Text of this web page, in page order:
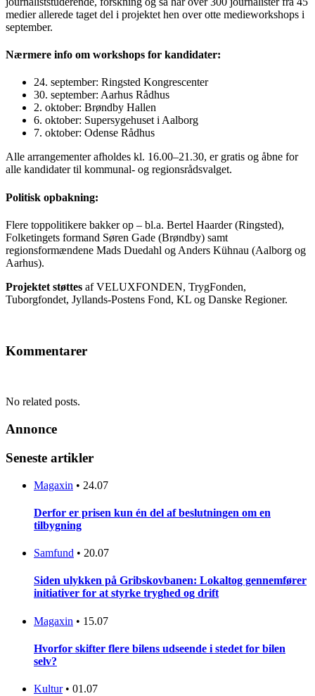
medier allerede taget del i projektet hen over otte medieworkshops i
september.
Nærmere info om workshops for kandidater:
24. september: Ringsted Kongrescenter
30. september: Aarhus Rådhus
2. oktober: Brøndby Hallen
6. oktober: Supersygehuset i Aalborg
7. oktober: Odense Rådhus
Alle arrangementer afholdes kl. 16.00–21.30, er gratis og åbne for
alle kandidater til kommunal- og regionsrådsvalget.
Politisk opbakning:
Flere toppolitikere bakker op – bl.a. Bertel Haarder (Ringsted),
Folketingets formand Søren Gade (Brøndby) samt
regionsformændene Mads Duedahl og Anders Kühnau (Aalborg og
Aarhus).
Projektet støttes af VELUXFONDEN, TrygFonden,
Tuborgfondet, Jyllands-Postens Fond, KL og Danske Regioner.
Kommentarer
No related posts.
Annonce
Seneste artikler
Magaxin • 24.07
Derfor er prisen kun én del af beslutningen om en
tilbygning
Samfund • 20.07
Siden ulykken på Gribskovbanen: Lokaltog gennemfører
initiativer for at styrke tryghed og drift
Magaxin • 15.07
Hvorfor skifter flere bilens udseende i stedet for bilen
selv?
Kultur • 01.07